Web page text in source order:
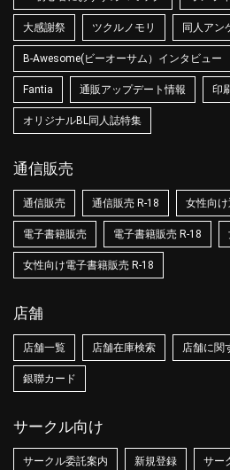
大感謝祭 ツクルノモリ 同人アン
B-Awesome(ビーオーサム）インタビュー
Fantia 通販アップデート情報 印
オリジナルBL同人誌特集
通信販売
通信販売 通信販売 R-18 女性向け
電子書籍販売 電子書籍販売 R-18
女性向け電子書籍販売 R-18
店舗
店舗一覧 店舗在庫検索 店舗に関
銀聯カード
サークル向け
サークル委託案内 新規登録 サー